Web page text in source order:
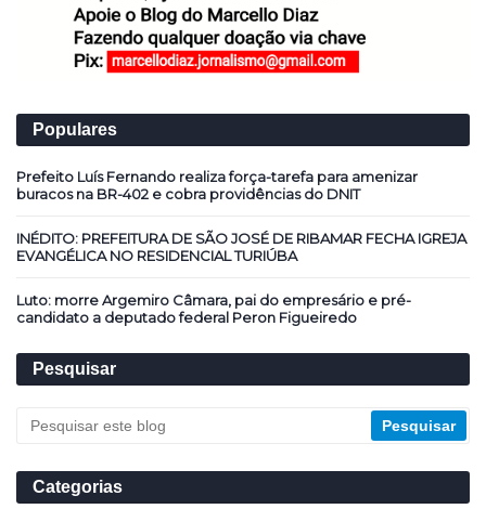
Populares
Prefeito Luís Fernando realiza força-tarefa para amenizar
buracos na BR-402 e cobra providências do DNIT
INÉDITO: PREFEITURA DE SÃO JOSÉ DE RIBAMAR FECHA IGREJA
EVANGÉLICA NO RESIDENCIAL TURIÚBA
Luto: morre Argemiro Câmara, pai do empresário e pré-
candidato a deputado federal Peron Figueiredo
Pesquisar
Categorias